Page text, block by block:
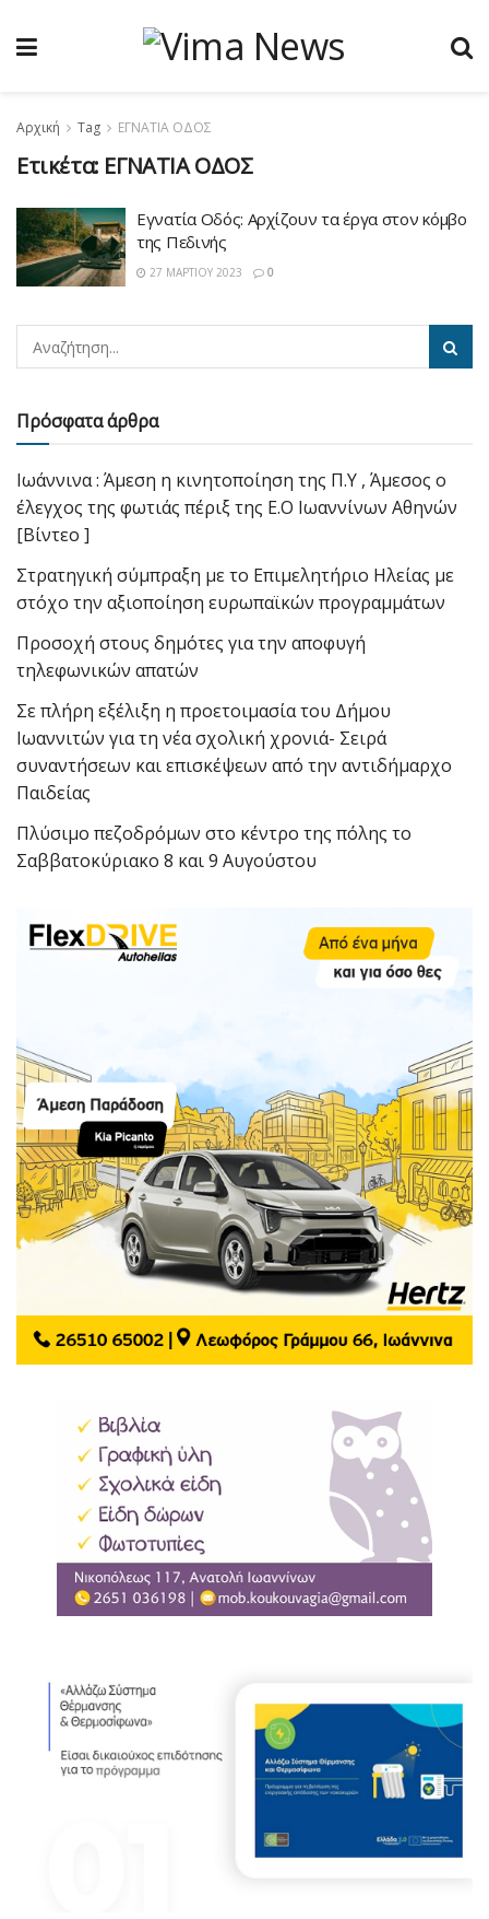
Αρχική Tag ΕΓΝΑΤΙΑ ΟΔΟΣ
Ετικέτα: ΕΓΝΑΤΙΑ ΟΔΟΣ
Εγνατία Οδός: Αρχίζουν τα έργα στον κόμβο
της Πεδινής
27 ΜΑΡΤΊΟΥ 2023 0
Πρόσφατα άρθρα
Ιωάννινα : Άμεση η κινητοποίηση της Π.Υ , Άμεσος ο
έλεγχος της φωτιάς πέριξ της Ε.Ο Ιωαννίνων Αθηνών
[Βίντεο ]
Στρατηγική σύμπραξη με το Επιμελητήριο Ηλείας με
στόχο την αξιοποίηση ευρωπαϊκών προγραμμάτων
Προσοχή στους δημότες για την αποφυγή
τηλεφωνικών απατών
Σε πλήρη εξέλιξη η προετοιμασία του Δήμου
Ιωαννιτών για τη νέα σχολική χρονιά- Σειρά
συναντήσεων και επισκέψεων από την αντιδήμαρχο
Παιδείας
Πλύσιμο πεζοδρόμων στο κέντρο της πόλης το
Σαββατοκύριακο 8 και 9 Αυγούστου